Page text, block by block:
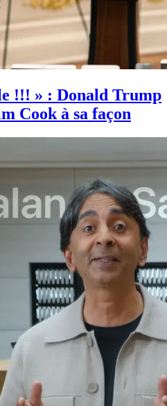
!!! » : Donald Trump
Cook à sa façon